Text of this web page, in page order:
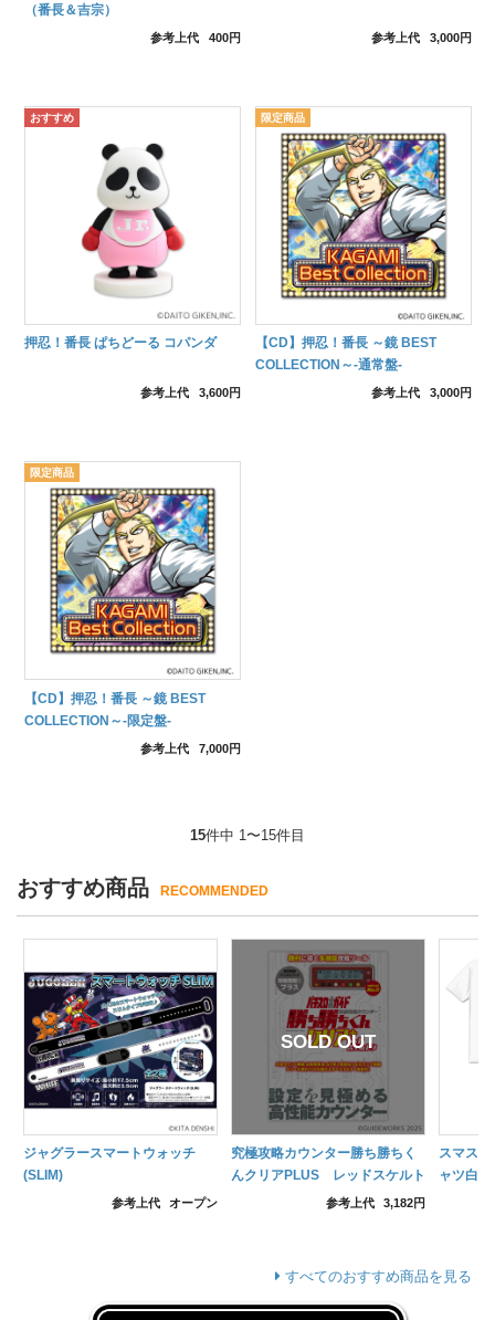
（番長＆吉宗）
参考上代 400円 参考上代 3,000円
押忍！番長 ぱちどーる コパンダ
参考上代 3,600円
【CD】押忍！番長 ～鏡 BEST
COLLECTION～-通常盤-
参考上代 3,000円
【CD】押忍！番長 ～鏡 BEST
COLLECTION～-限定盤-
参考上代 7,000円
15件中 1〜15件目
おすすめ商品 RECOMMENDED
ジャグラースマートウォッチ
(SLIM)
参考上代 オープン
究極攻略カウンター勝ち勝ちく
んクリアPLUS レッドスケルト
参考上代 3,182円
スマス
ャツ白
すべてのおすすめ商品を見る